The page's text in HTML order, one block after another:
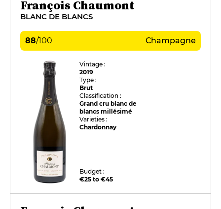
François Chaumont
BLANC DE BLANCS
88/100 Champagne
Vintage :
2019
Type :
Brut
Classification :
Grand cru blanc de
blancs millésimé
Varieties :
Chardonnay
Budget :
€25 to €45